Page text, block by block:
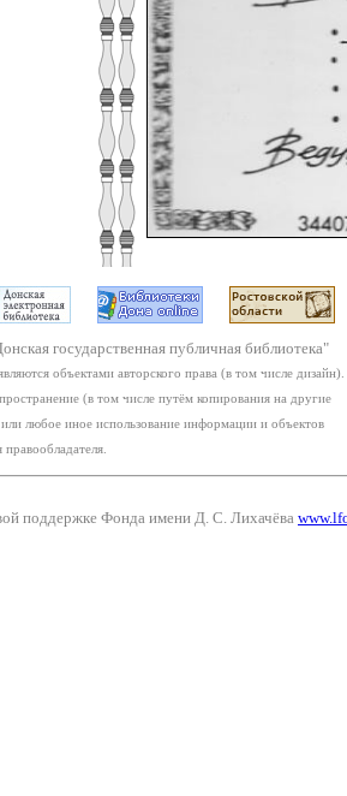
государственная публичная библиотека"
объектами авторского права (в том числе дизайн).
(в том числе путём копирования на другие
любое иное использование информации и объектов
правообладателя.
поддержке Фонда имени Д. С. Лихачёва